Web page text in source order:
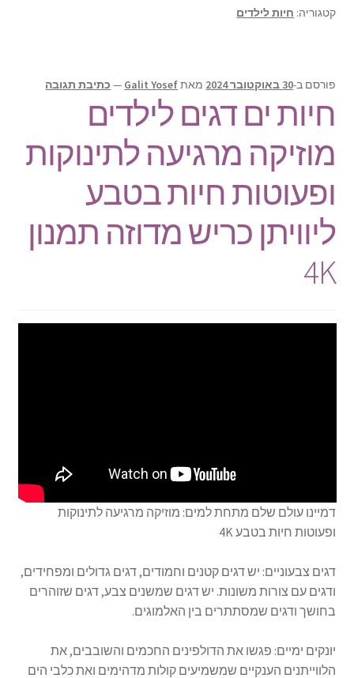
קטגוריה: חיות לילדים
פורסם ב-30 באוקטובר 2024 מאתGalit Yosef
— כתיבת תגובה
חיות ים דגים לילדים
מוזיקה מרגיעה לתינוקות
ופעוטות חיות בטבע
ליוויתן כריש מדוזה תמנון
4K
דמיינו עולם שלם מתחת למים: מוזיקה מרגיעה לתינוקות
ופעוטות חיות בטבע 4K
דגים צבעוניים: יש דגים קטנים וחמודים, דגים גדולים ומפחידים,
ודגים עם צורות משונות. יש דגים שמשנים צבע, דגים שזוהרים
בחושך ודגים שמסתתרים בין האלמוגים.
יונקים ימיים: פגשו את הדולפינים החכמים והשובבים, את
הלווייתנים הענקיים שמשמיעים קולות מדהימים ואת כלבי הים